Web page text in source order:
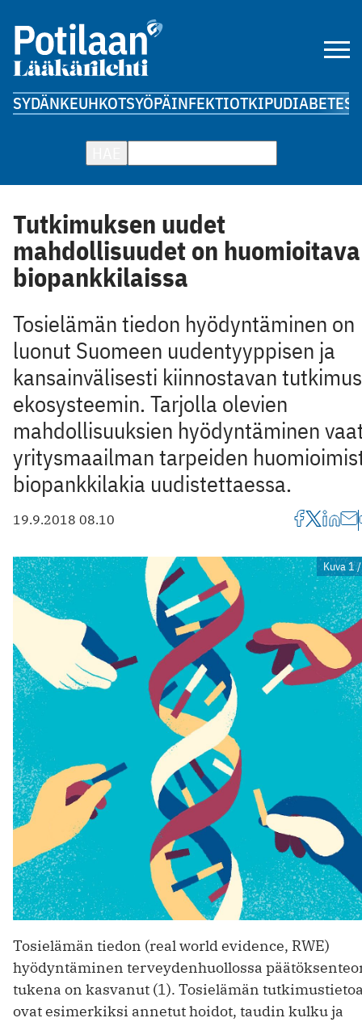
SYDÄNKEUHKOTSYÖPÄINFEKTIOTKIPUDIABETES
Tutkimuksen uudet
mahdollisuudet on huomioitava
biopankkilaissa
Tosielämän tiedon hyödyntäminen on
luonut Suomeen ­uudentyyppisen ja
kansainvälisesti kiinnostavan
ekosysteemin. Tarjolla olevien
mahdollisuuksien hyödyntäminen
yritysmaailman tarpeiden
biopankkilakia ­uudistettaessa.
19.9.2018 08.10
Kuva 1
Tosielämän tiedon (real world evidence, RWE)
hyödyntäminen terveydenhuollossa
tukena on kasvanut (1). Tosielämän
ovat esimerkiksi annetut hoidot, taudin kulku ja